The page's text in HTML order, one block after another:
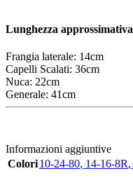
Lunghezza approssimativa
Frangia laterale: 14cm
Capelli Scalati: 36cm
Nuca: 22cm
Generale: 41cm
Informazioni aggiuntive
Colori10-24-80, 14-16-8R,